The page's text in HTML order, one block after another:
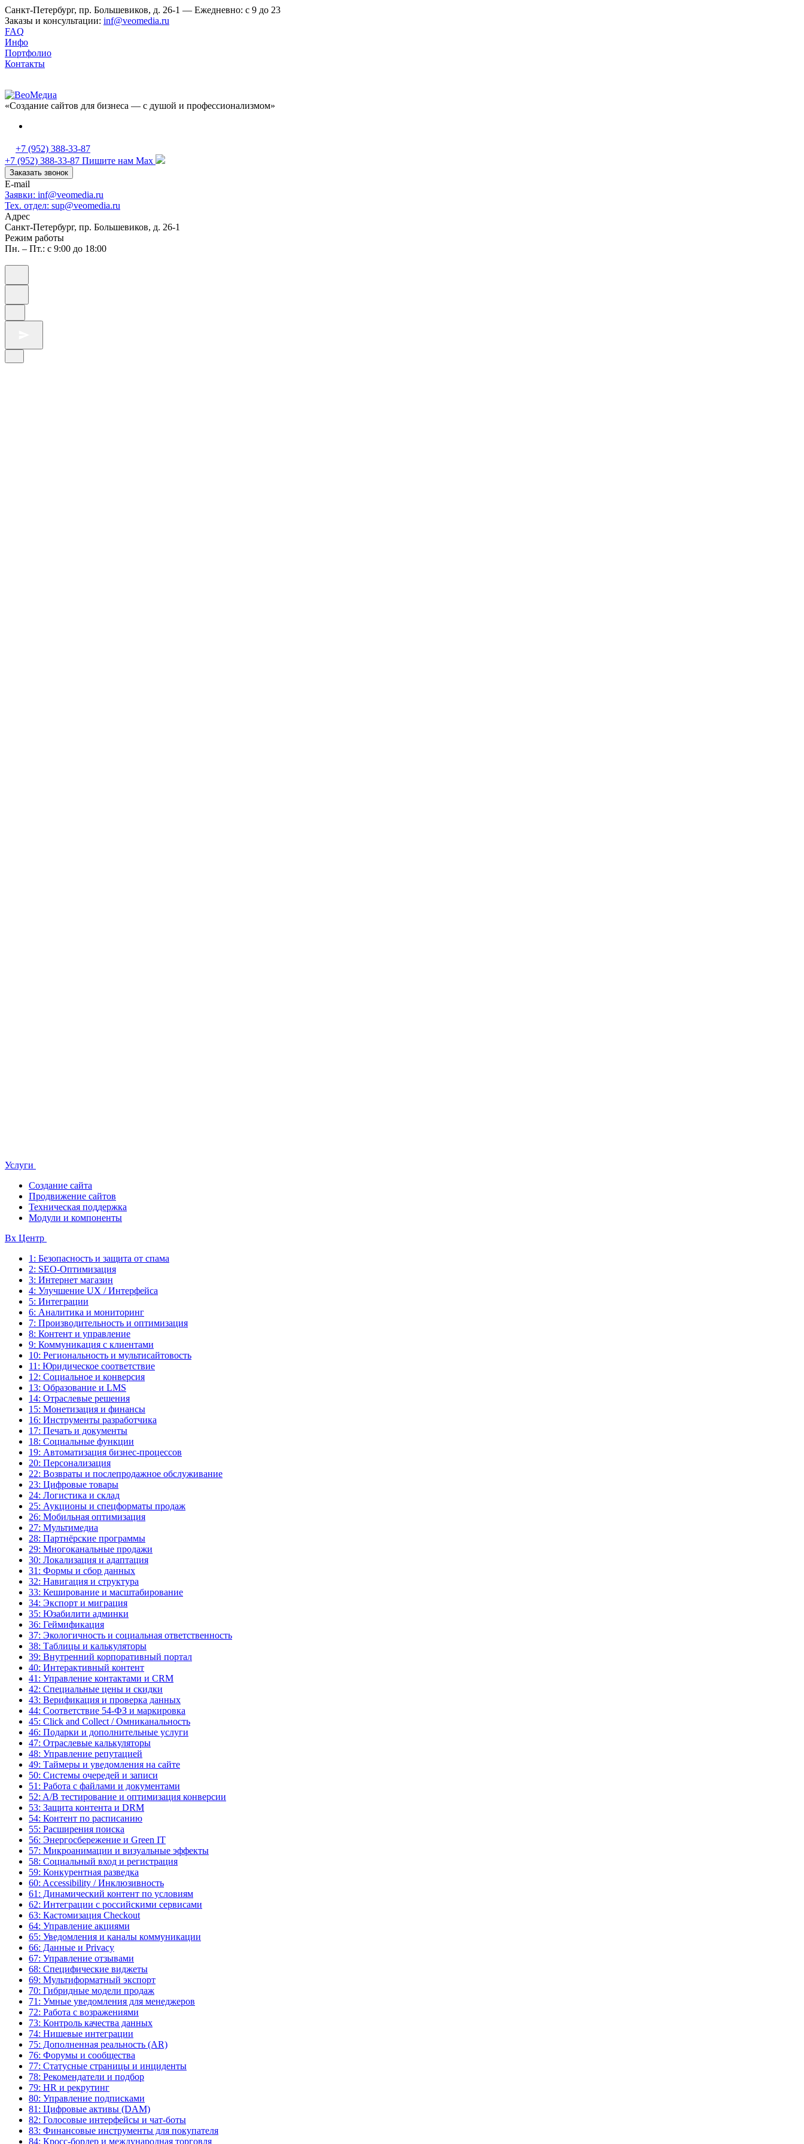
Санкт-Петербург, пр. Большевиков, д. 26-1 — Ежедневно: с 9 до 23
Заказы и консультации: inf@veomedia.ru
FAQ
Инфо
Портфолио
Контакты
«Создание сайтов для бизнеса — с душой и профессионализмом»
+7 (952) 388-33-87
+7 (952) 388-33-87 Пишите нам Max
Заказать звонок
E-mail
Заявки: inf@veomedia.ru
Тех. отдел: sup@veomedia.ru
Адрес
Санкт-Петербург, пр. Большевиков, д. 26-1
Режим работы
Пн. – Пт.: с 9:00 до 18:00
Услуги
Создание сайта
Продвижение сайтов
Техническая поддержка
Модули и компоненты
Bx Центр
1: Безопасность и защита от спама
2: SEO-Оптимизация
3: Интернет магазин
4: Улучшение UX / Интерфейса
5: Интеграции
6: Аналитика и мониторинг
7: Производительность и оптимизация
8: Контент и управление
9: Коммуникация с клиентами
10: Региональность и мультисайтовость
11: Юридическое соответствие
12: Социальное и конверсия
13: Образование и LMS
14: Отраслевые решения
15: Монетизация и финансы
16: Инструменты разработчика
17: Печать и документы
18: Социальные функции
19: Автоматизация бизнес-процессов
20: Персонализация
22: Возвраты и послепродажное обслуживание
23: Цифровые товары
24: Логистика и склад
25: Аукционы и спецформаты продаж
26: Мобильная оптимизация
27: Мультимедиа
28: Партнёрские программы
29: Многоканальные продажи
30: Локализация и адаптация
31: Формы и сбор данных
32: Навигация и структура
33: Кеширование и масштабирование
34: Экспорт и миграция
35: Юзабилити админки
36: Геймификация
37: Экологичность и социальная ответственность
38: Таблицы и калькуляторы
39: Внутренний корпоративный портал
40: Интерактивный контент
41: Управление контактами и CRM
42: Специальные цены и скидки
43: Верификация и проверка данных
44: Соответствие 54-ФЗ и маркировка
45: Click and Collect / Омниканальность
46: Подарки и дополнительные услуги
47: Отраслевые калькуляторы
48: Управление репутацией
49: Таймеры и уведомления на сайте
50: Системы очередей и записи
51: Работа с файлами и документами
52: A/B тестирование и оптимизация конверсии
53: Защита контента и DRM
54: Контент по расписанию
55: Расширения поиска
56: Энергосбережение и Green IT
57: Микроанимации и визуальные эффекты
58: Социальный вход и регистрация
59: Конкурентная разведка
60: Accessibility / Инклюзивность
61: Динамический контент по условиям
62: Интеграции с российскими сервисами
63: Кастомизация Checkout
64: Управление акциями
65: Уведомления и каналы коммуникации
66: Данные и Privacy
67: Управление отзывами
68: Специфические виджеты
69: Мультиформатный экспорт
70: Гибридные модели продаж
71: Умные уведомления для менеджеров
72: Работа с возражениями
73: Контроль качества данных
74: Нишевые интеграции
75: Дополненная реальность (AR)
76: Форумы и сообщества
77: Статусные страницы и инциденты
78: Рекомендатели и подбор
79: HR и рекрутинг
80: Управление подписками
81: Цифровые активы (DAM)
82: Голосовые интерфейсы и чат-боты
83: Финансовые инструменты для покупателя
84: Кросс-бордер и международная торговля